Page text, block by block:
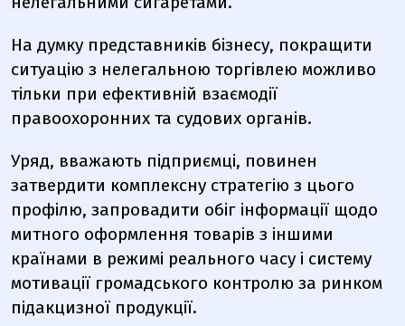
На думку представників бізнесу, покращити
ситуацію з нелегальною торгівлею можливо
тільки при ефективній взаємодії
правоохоронних та судових органів.
Уряд, вважають підприємці, повинен
затвердити комплексну стратегію з цього
профілю, запровадити обіг інформації щодо
митного оформлення товарів з іншими
країнами в режимі реального часу і систему
мотивації громадського контролю за ринком
підакцизної продукції.